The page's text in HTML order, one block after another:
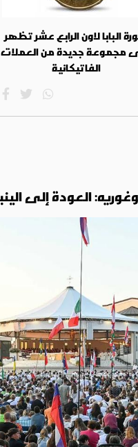
البابا لاون الرابع عشر تظهر
مجموعة جديدة من العملات
الفاتيكانية